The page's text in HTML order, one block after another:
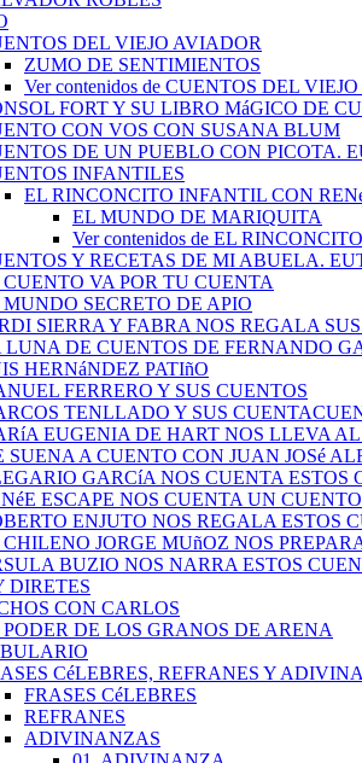
DEL VIEJO AVIADOR
ZUMO DE SENTIMIENTOS
Ver contenidos de CUENTOS DEL
FORT Y SU LIBRO MáGICO DE
CON VOS CON SUSANA BLUM
DE UN PUEBLO CON PICOTA.
INFANTILES
EL RINCONCITO INFANTIL CON
EL MUNDO DE MARIQUITA
Ver contenidos de EL
Y RECETAS DE MI ABUELA.
CUENTO VA POR TU CUENTA
MUNDO SECRETO DE APIO
SIERRA Y FABRA NOS REGALA
LUNA DE CUENTOS DE FERNANDO
HERNáNDEZ PATIñO
FERRERO Y SUS CUENTOS
TENLLADO Y SUS
EUGENIA DE HART NOS LLEVA
SUENA A CUENTO CON JUAN JOSé
GARCíA NOS CUENTA ESTOS
ESCAPE NOS CUENTA UN CUENTO
ENJUTO NOS REGALA ESTOS
CHILENO JORGE MUñOZ NOS
BUZIO NOS NARRA ESTOS
DIRETES
CON CARLOS
PODER DE LOS GRANOS DE ARENA
CéLEBRES, REFRANES Y
FRASES CéLEBRES
REFRANES
ADIVINANZAS